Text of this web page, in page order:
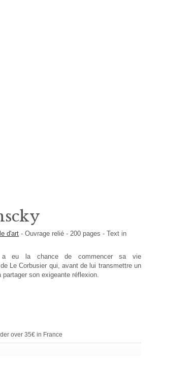
d'art -Ouvrage relié-200pages -Text in
a eu la chance de commencer sa vie
Le Corbusier qui, avant de lui transmettre un
son exigeante réflexion.
over 35€ in France